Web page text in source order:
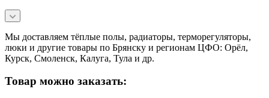
Мы доставляем тёплые полы, радиаторы, терморегуляторы,
люки и другие товары по Брянску и регионам ЦФО: Орёл,
Курск, Смоленск, Калуга, Тула и др.
Товар можно заказать: